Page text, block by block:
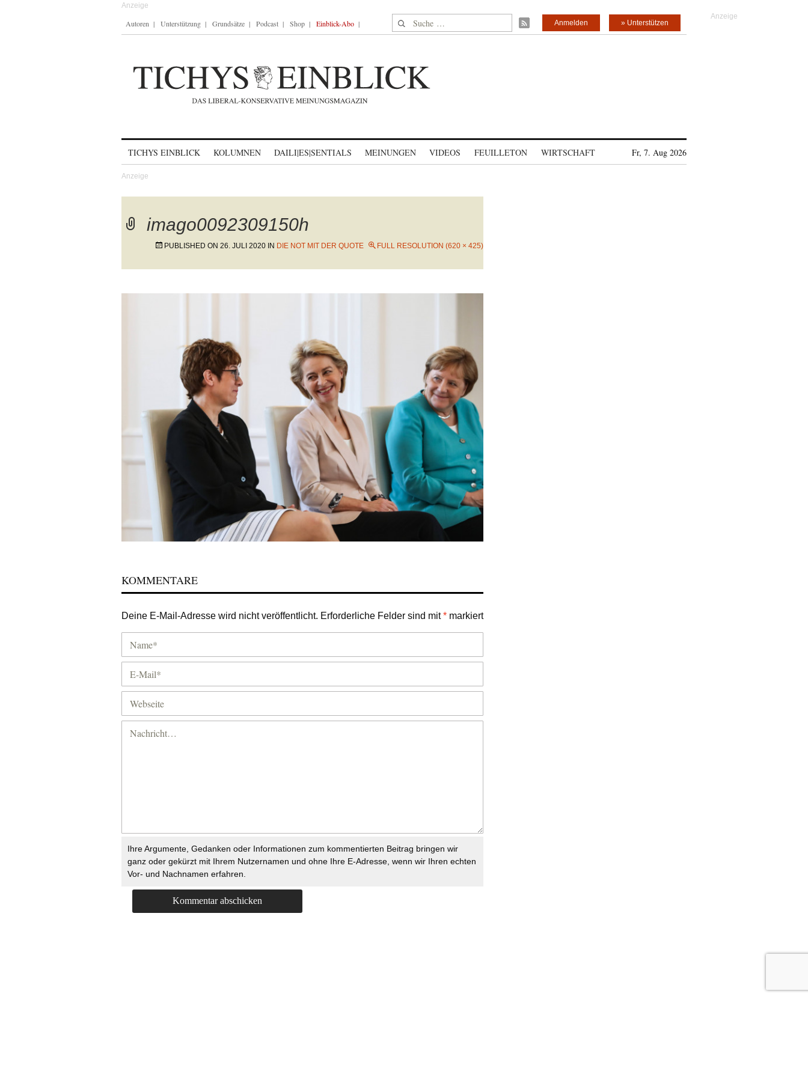
Autoren Unterstützung Grundsätze Podcast Shop Einblick-Abo Suche nach: » Unterstützen
Anmelden
TICHYS EINBLICK KOLUMNEN DAILI|ES|SENTIALS MEINUNGEN VIDEOS FEUILLETON WIRTSCHAFT Fr, 7. Aug 2026
imago0092309150h
PUBLISHED ON 26. JULI 2020 IN DIE NOT MIT DER QUOTE FULL RESOLUTION (620 × 425)
KOMMENTARE
Deine E-Mail-Adresse wird nicht veröffentlicht. Erforderliche Felder sind mit* markiert
Ihre Argumente, Gedanken oder Informationen zum kommentierten Beitrag bringen wir
ganz oder gekürzt mit Ihrem Nutzernamen und ohne Ihre E-Adresse, wenn wir Ihren echten
Vor- und Nachnamen erfahren.